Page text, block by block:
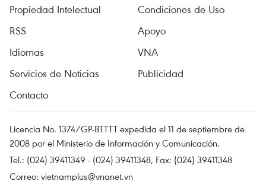
Propiedad Intelectual
Condiciones de Uso
RSS
Apoyo
Idiomas
VNA
Servicios de Noticias
Publicidad
Contacto
Licencia No. 1374/GP-BTTTT expedida el 11 de septiembre de
2008 por el Ministerio de Información y Comunicación.
Tel.: (024) 39411349 - (024) 39411348, Fax: (024) 39411348
Correo: vietnamplus@vnanet.vn